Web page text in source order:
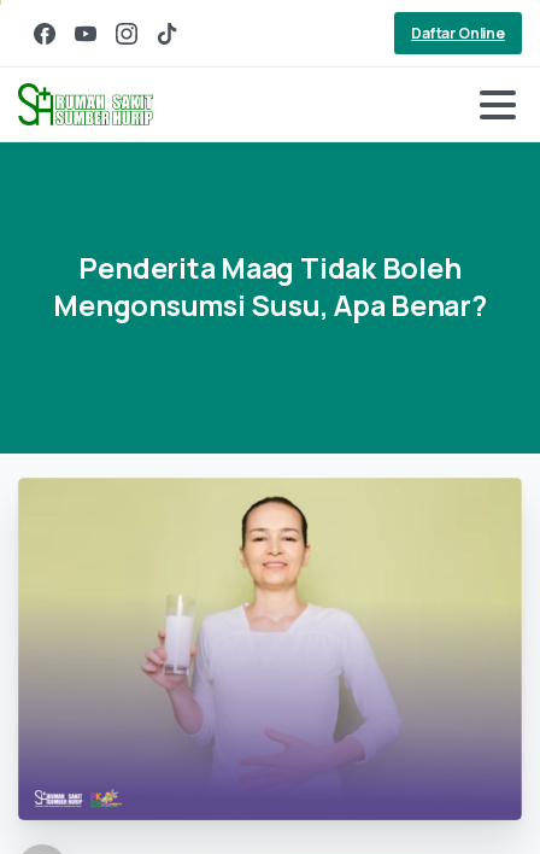
Daftar Online
Penderita Maag Tidak Boleh
Mengonsumsi Susu, Apa Benar?